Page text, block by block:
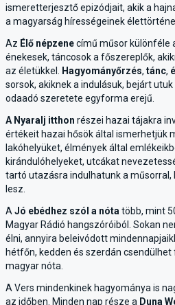
ismeretterjesztő epizódjait, akik a
a magyarság hírességeinek
Az Élő népzenecímű műsor különféle
énekesek, táncosok a főszereplők,
az életükkel.
Hagyományőrzés, tánc,
sorsok, akiknek a indulásuk, bejárt
odaadó szeretete egyforma erejű.
A Nyaralj itthon részei hazai tájakra
értékeit hazai hősök által ismerhetjük
lakóhelyüket, élmények által
kirándulóhelyeket, utcákat
tartó utazásra indulhatunk a műsorral,
lesz.
A Jó ebédhez szól a nóta több, mint
Magyar Rádió hangszóróiból. Sokan
élni, annyira beleivódott
hétfőn, kedden és szerdán
magyar nóta.
A Vers mindenkinek hagyománya is
az időben. Minden nap része a Duna